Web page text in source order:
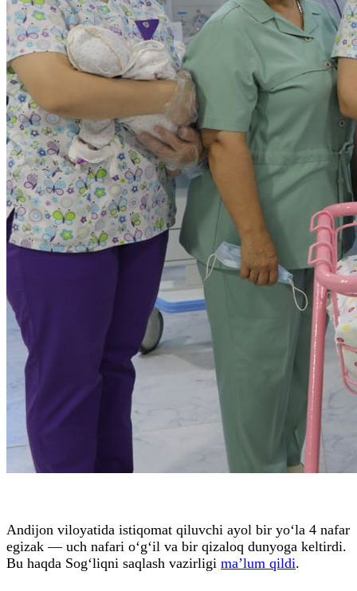
Andijon viloyatida istiqomat qiluvchi ayol bir yo‘la 4 nafar
egizak — uch nafari o‘g‘il va bir qizaloq dunyoga keltirdi.
Bu haqda Sog‘liqni saqlash vazirligi ma’lum qildi.